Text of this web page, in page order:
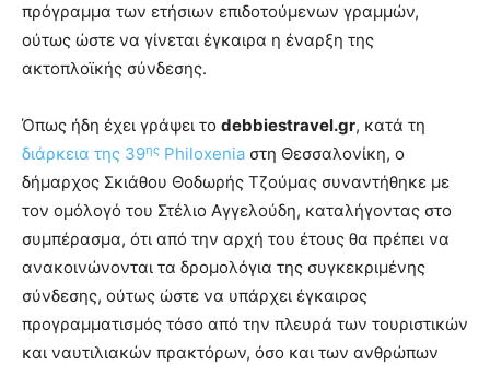
πρόγραµµα των ετήσιων επιδοτούµενων γραµµών,
ούτως ώστε να γίνεται έγκαιρα η έναρξη της
ακτοπλοϊκής σύνδεσης.
Όπως ήδη έχει γράψει το debbiestravel.gr, κατά τη
διάρκεια της 39ης Philoxenia στη Θεσσαλονίκη, ο
δήμαρχος Σκιάθου Θοδωρής Τζούμας συναντήθηκε με
τον ομόλογό του Στέλιο Αγγελούδη, καταλήγοντας στο
συμπέρασμα, ότι από την αρχή του έτους θα πρέπει να
ανακοινώνονται τα δρομολόγια της συγκεκριμένης
σύνδεσης, ούτως ώστε να υπάρχει έγκαιρος
προγραμματισμός τόσο από την πλευρά των τουριστικών
και ναυτιλιακών πρακτόρων, όσο και των ανθρώπων